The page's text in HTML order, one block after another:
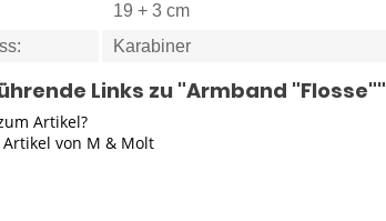
19 + 3 cm
Karabiner
Links zu "Armband "Flosse""
Artikel?
von M & Molt